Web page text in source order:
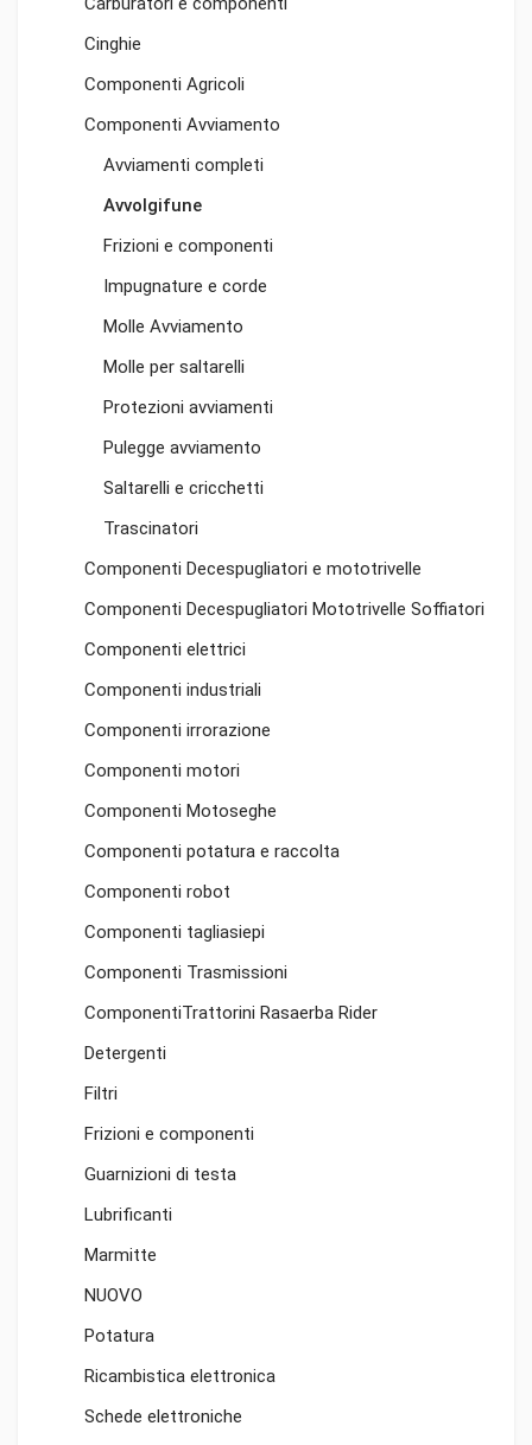
Cinghie
Componenti Agricoli
Componenti Avviamento
Avviamenti completi
Avvolgifune
Frizioni e componenti
Impugnature e corde
Molle Avviamento
Molle per saltarelli
Protezioni avviamenti
Pulegge avviamento
Saltarelli e cricchetti
Trascinatori
Componenti Decespugliatori e mototrivelle
Componenti Decespugliatori Mototrivelle Soffiatori
Componenti elettrici
Componenti industriali
Componenti irrorazione
Componenti motori
Componenti Motoseghe
Componenti potatura e raccolta
Componenti robot
Componenti tagliasiepi
Componenti Trasmissioni
ComponentiTrattorini Rasaerba Rider
Detergenti
Filtri
Frizioni e componenti
Guarnizioni di testa
Lubrificanti
Marmitte
NUOVO
Potatura
Ricambistica elettronica
Schede elettroniche